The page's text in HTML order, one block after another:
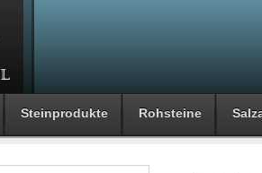
Steinprodukte Rohsteine